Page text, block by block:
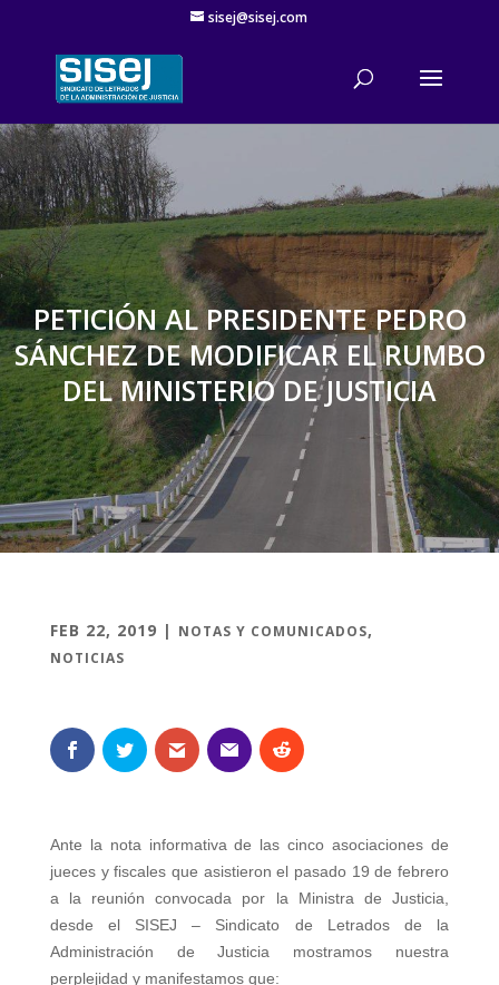
sisej@sisej.com
'
PETICIÓN AL PRESIDENTE PEDRO
SÁNCHEZ DE MODIFICAR EL RUMBO
DEL MINISTERIO DE JUSTICIA
FEB 22, 2019 | NOTAS Y COMUNICADOS,
NOTICIAS
Ante la nota informativa de las cinco asociaciones de
jueces y fiscales que asistieron el pasado 19 de febrero
a la reunión convocada por la Ministra de Justicia,
desde el SISEJ – Sindicato de Letrados de la
Administración de Justicia mostramos nuestra
perplejidad y manifestamos que: